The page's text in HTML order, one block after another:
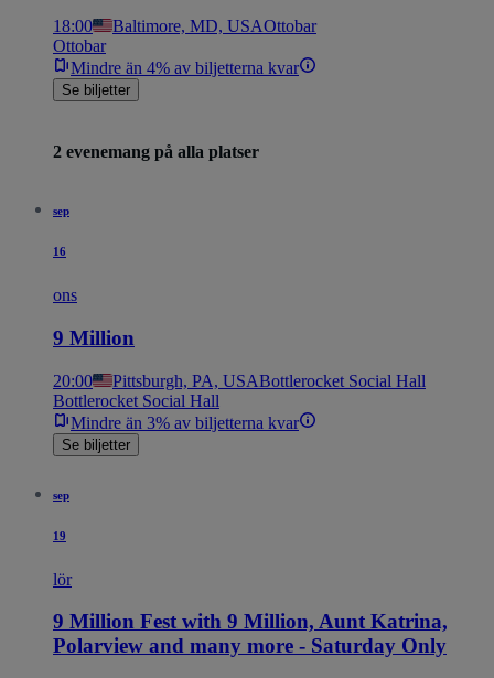
18:00 Baltimore, MD, USAOttobar
Ottobar
Mindre än 4% av biljetterna kvar
Se biljetter
2 evenemang på alla platser
sep
16
ons
9 Million
20:00 Pittsburgh, PA, USABottlerocket Social Hall
Bottlerocket Social Hall
Mindre än 3% av biljetterna kvar
Se biljetter
sep
19
lör
9 Million Fest with 9 Million, Aunt Katrina,
Polarview and many more - Saturday Only